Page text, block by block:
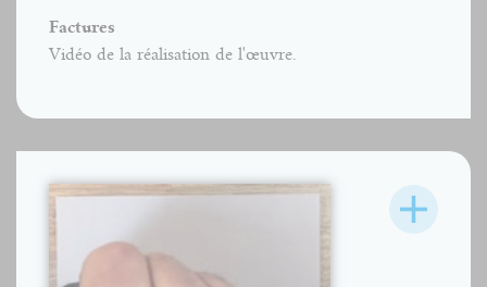
Factures
Vidéo de la réalisation de l'œuvre.